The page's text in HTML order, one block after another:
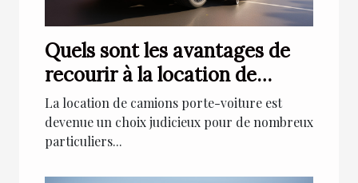
Quels sont les avantages de
recourir à la location de
camions porte-voiture ?
La location de camions porte-voiture est
devenue un choix judicieux pour de nombreux
particuliers...